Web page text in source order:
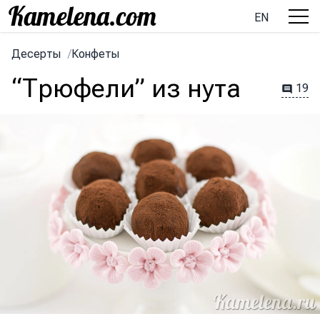
EN
Десерты /Конфеты
“Трюфели” из нута 19